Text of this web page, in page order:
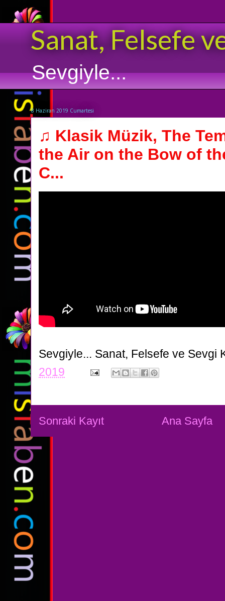
Sanat, Felsefe
Sevgiyle...
8 Haziran 2019 Cumartesi
♫ Klasik Müzik, The
the Air on the Bow of
C...
Sevgiyle... Sanat, Felsefe ve Sevgi
2019
Sonraki Kayıt Ana Sayfa